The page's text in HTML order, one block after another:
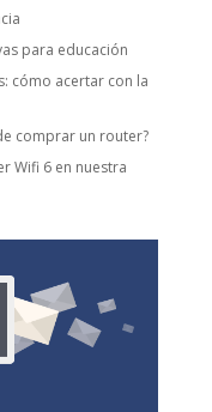
para educación
cómo acertar con la
comprar un router?
Wifi 6 en nuestra